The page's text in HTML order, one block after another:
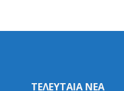
ΤΕΛΕΥΤΑΙΑ ΝΕΑ